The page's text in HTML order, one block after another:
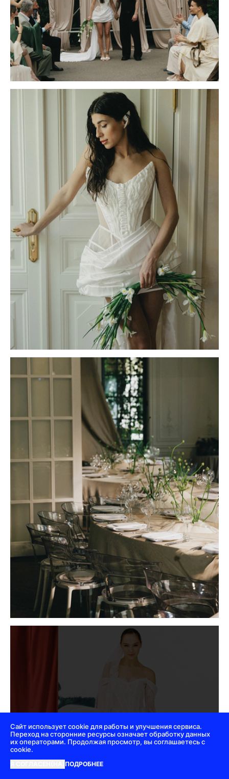
Сайт использует cookie для работы и улучшения сервиса.
Переход на сторонние ресурсы означает обработку данных
их операторами. Продолжая просмотр, вы соглашаетесь с
cookie.
ПОДРОБНЕЕ